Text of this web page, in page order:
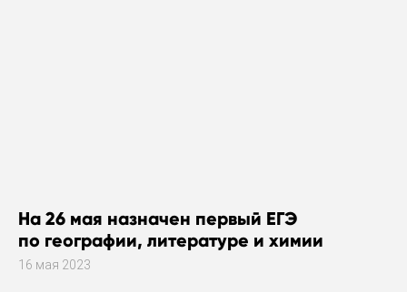
На 26 мая назначен первый ЕГЭ
по географии, литературе и химии
16 мая 2023